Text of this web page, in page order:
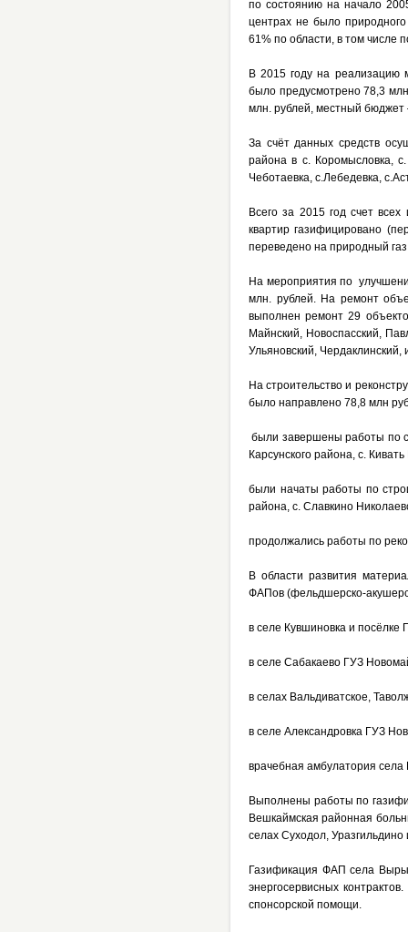
по состоянию на начало
центрах не было
61% по области, в том числе
В 2015 году на реализацию
было предусмотрено 78,3
млн. рублей, местный бюджет
За счёт данных средств
района в с. Коромысловка,
Чеботаевка, с.Лебедевка,
Всего за 2015 год счет
квартир газифицировано
переведено на природный
На мероприятия по
млн. рублей. На ремонт
выполнен ремонт 29
Майнский, Новоспасский,
Ульяновский,
На строительство и
было направлено 78,8 млн
были завершены работы по
Карсунского района, с.
были начаты работы по
района, с. Славкино
продолжались работы по
В области развития
ФАПов (фельдшерско-
в селе Кувшиновка и
в селе Сабакаево ГУЗ
в селах Вальдиватское,
в селе Александровка ГУЗ
врачебная амбулатория
Выполнены работы по
Вешкаймская районная
селах Суходол,
Газификация ФАП села
энергосервисных
спонсорской помощи.